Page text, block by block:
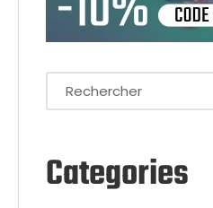
Categories